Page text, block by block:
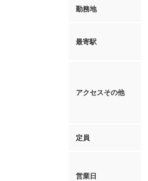
勤務地
最寄駅
アクセスその他
定員
営業日